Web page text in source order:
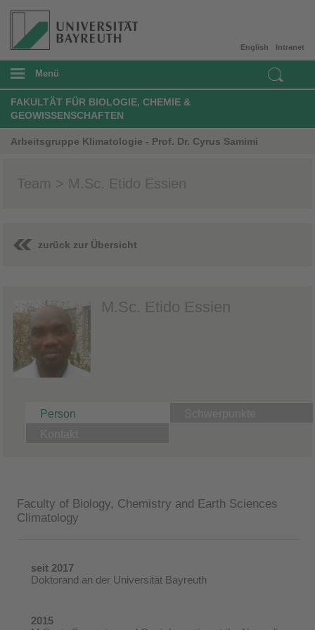
Intranet
English
Menü
FAKULTÄT FÜR BIOLOGIE, CHEMIE &
GEOWISSENSCHAFTEN
Arbeitsgruppe Klimatologie - Prof. Dr. Cyrus Samimi
Team > M.Sc. Etido Essien
zurück zur Übersicht
M.Sc. Etido Essien
Person
Faculty of Biology, Chemistry and Earth Sciences
Climatology
seit 2017
Doktorand an der Universität Bayreuth
2015